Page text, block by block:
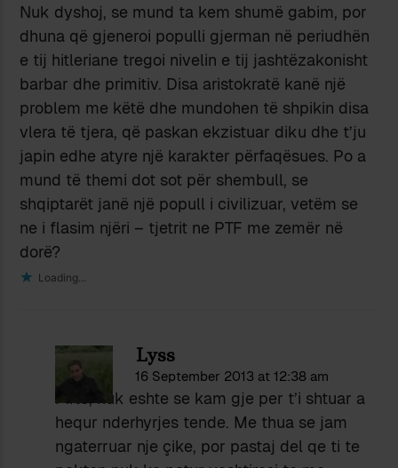
Nuk dyshoj, se mund ta kem shumë gabim, por
dhuna që gjeneroi populli gjerman në periudhën
e tij hitleriane tregoi nivelin e tij jashtëzakonisht
barbar dhe primitiv. Disa aristokratë kanë një
problem me këtë dhe mundohen të shpikin disa
vlera të tjera, që paskan ekzistuar diku dhe t’ju
japin edhe atyre një karakter përfaqësues. Po a
mund të themi dot sot për shembull, se
shqiptarët janë një popull i civilizuar, vetëm se
ne i flasim njëri – tjetrit ne PTF me zemër në
dorë?
Loading...
Lyss
16 September 2013 at 12:38 am
Pifto, nuk eshte se kam gje per t’i shtuar a
hequr nderhyrjes tende. Me thua se jam
ngaterruar nje çike, por pastaj del qe ti te